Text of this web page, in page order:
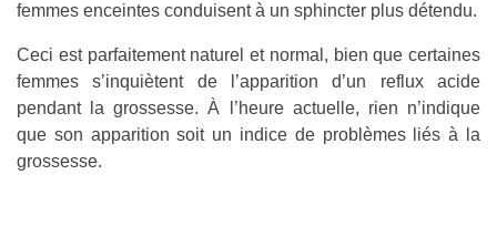
femmes enceintes conduisent à un sphincter plus détendu.
Ceci est parfaitement naturel et normal, bien que certaines
femmes s’inquiètent de l’apparition d’un reflux acide
pendant la grossesse. À l’heure actuelle, rien n’indique
que son apparition soit un indice de problèmes liés à la
grossesse.